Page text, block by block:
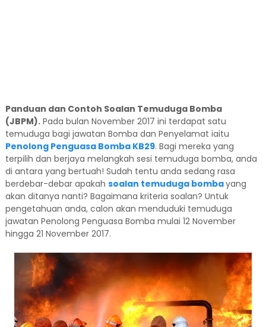
Panduan dan Contoh Soalan Temuduga Bomba
(JBPM).Pada bulan November 2017 ini terdapat satu
temuduga bagi jawatan Bomba dan Penyelamat iaitu
Penolong Penguasa Bomba KB29. Bagi mereka yang
terpilih dan berjaya melangkah sesi temuduga bomba, anda
di antara yang bertuah! Sudah tentu anda sedang rasa
berdebar-debar apakah soalan temuduga bombayang
akan ditanya nanti? Bagaimana kriteria soalan? Untuk
pengetahuan anda, calon akan menduduki temuduga
jawatan Penolong Penguasa Bomba mulai 12 November
hingga 21 November 2017.